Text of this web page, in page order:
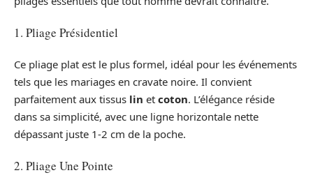
1. Pliage Présidentiel
Ce pliage plat est le plus formel, idéal pour les événements
tels que les mariages en cravate noire. Il convient
parfaitement aux tissus lin et coton. L’élégance réside
dans sa simplicité, avec une ligne horizontale nette
dépassant juste 1-2 cm de la poche.
2. Pliage Une Pointe